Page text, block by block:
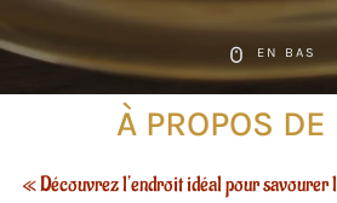
EN BAS
À PROPOS DE
« Découvrez l‘endroit idéal pour savourer